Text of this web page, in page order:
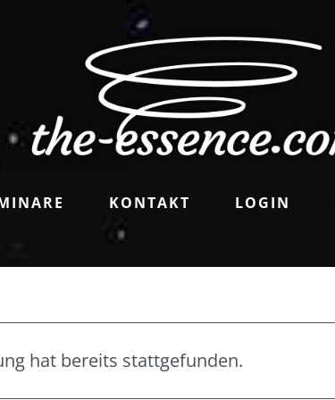
KONTAKT LOGIN
hat bereits stattgefunden.